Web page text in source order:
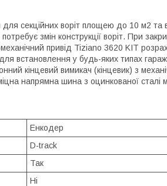
секційних воріт площею до 10 м2 та
змін конструкції воріт. При
привід Tiziano 3620 KIT
встановлення у будь-яких типах
кінцевий вимикач (кінцевик) з
напрямна шина з оцинкованої сталі
Енкодер
D-track
Так
Ні